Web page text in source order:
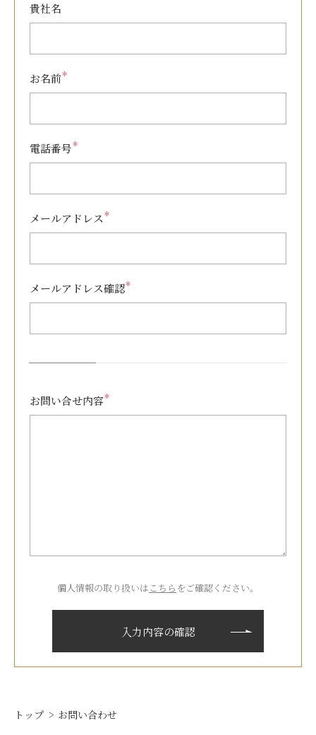
貴社名
お名前＊
電話番号＊
メールアドレス ＊
メールアドレス確認＊
お問い合せ内容＊
個人情報の取り扱いはこちら をご確認ください。
トップ お問い合わせ